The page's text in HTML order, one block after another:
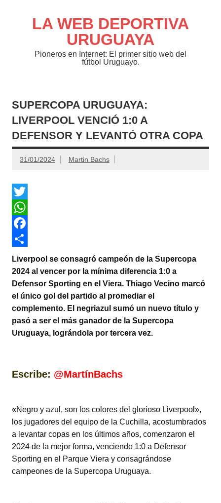
contenidoLA WEB DEPORTIVA
URUGUAYA
Pioneros en Internet: El primer sitio web del
fútbol Uruguayo.
SUPERCOPA URUGUAYA:
LIVERPOOL VENCIÓ 1:0 A
DEFENSOR Y LEVANTÓ OTRA COPA
31/01/2024 Martin Bachs
T
w
t
t
e
W
h
a
t
s
p
p
F
a
c
e
o
o
C
o
m
a
r
Liverpool se consagró campeón de la Supercopa
2024 al vencer por la mínima diferencia 1:0 a
Defensor Sporting en el Viera. Thiago Vecino marcó
el único gol del partido al promediar el
complemento. El negriazul sumó un nuevo título y
pasó a ser el más ganador de la Supercopa
Uruguaya, lográndola por tercera vez.
Escribe: @MartínBachs
«Negro y azul, son los colores del glorioso Liverpool»,
los jugadores del equipo de la Cuchilla, acostumbrados
a levantar copas en los últimos años, comenzaron el
2024 de la mejor forma, venciendo 1:0 a Defensor
Sporting en el Parque Viera y consagrándose
campeones de la Supercopa Uruguaya.